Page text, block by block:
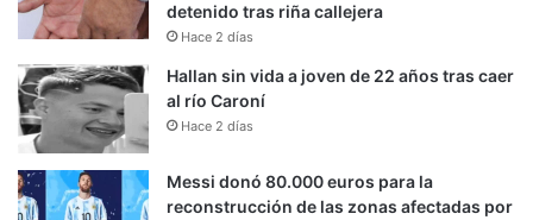
detenido tras riña callejera
Hace 2 días
Hallan sin vida a joven de 22 años tras caer
al río Caroní
Hace 2 días
Messi donó 80.000 euros para la
reconstrucción de las zonas afectadas por